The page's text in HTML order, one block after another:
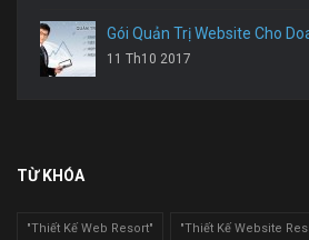
Gói Quản Trị Website Cho
11 Th10 2017
TỪ KHÓA
"Thiết Kế Web Resort" "Thiết Kế Website